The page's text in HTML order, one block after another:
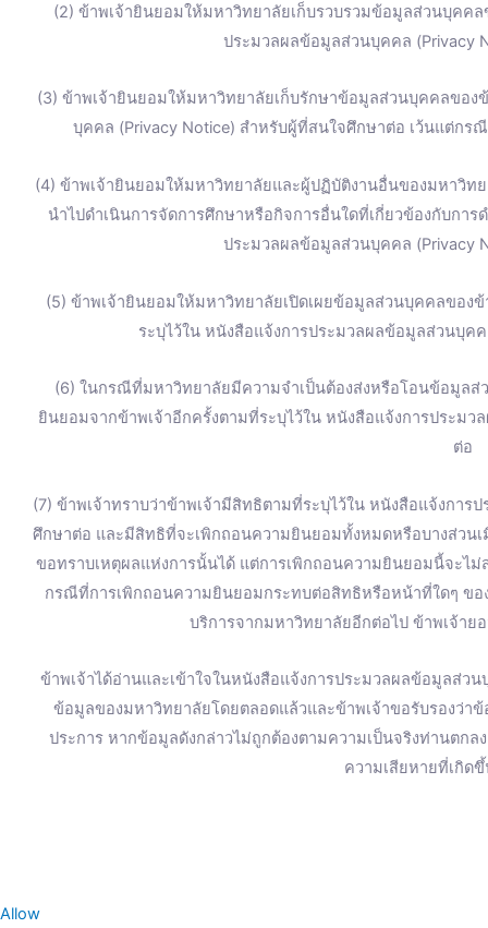
(2) ข้าพเจ้ายินยอมให้มหาวิทยาลัยเก็บรวบรวมข้อมูลส่วนบุคค
ประมวลผลข้อมูลส่วนบุคคล (Privacy
(3) ข้าพเจ้ายินยอมให้มหาวิทยาลัยเก็บรักษาข้อมูลส่วนบุคคลของ
บุคคล (Privacy Notice) สำหรับผู้ที่สนใจศึกษาต่อ เว้นแต่ก
(4) ข้าพเจ้ายินยอมให้มหาวิทยาลัยและผู้ปฏิบัติงานอื่นของมหาวิท
นำไปดำเนินการจัดการศึกษาหรือกิจการอื่นใดที่เกี่ยวข้องกับกา
ประมวลผลข้อมูลส่วนบุคคล (Privacy
(5) ข้าพเจ้ายินยอมให้มหาวิทยาลัยเปิดเผยข้อมูลส่วนบุคคลของ
ระบุไว้ใน หนังสือแจ้งการประมวลผลข้อมูลส่วนบุค
(6) ในกรณีที่มหาวิทยาลัยมีความจำเป็นต้องส่งหรือโอนข้อมูล
ยินยอมจากข้าพเจ้าอีกครั้งตามที่ระบุไว้ใน หนังสือแจ้งการประม
ต่อ
(7) ข้าพเจ้าทราบว่าข้าพเจ้ามีสิทธิตามที่ระบุไว้ใน หนังสือแจ้งกา
ศึกษาต่อ และมีสิทธิที่จะเพิกถอนความยินยอมทั้งหมดหรือบางส่วน
ขอทราบเหตุผลแห่งการนั้นได้ แต่การเพิกถอนความยินยอมนี้จะไ
กรณีที่การเพิกถอนความยินยอมกระทบต่อสิทธิหรือหน้าที่ใดๆ ขอ
บริการจากมหาวิทยาลัยอีกต่อไป ข้าพเจ้า
ข้าพเจ้าได้อ่านและเข้าใจในหนังสือแจ้งการประมวลผลข้อมูลส่
ข้อมูลของมหาวิทยาลัยโดยตลอดแล้วและข้าพเจ้าขอรับรองว่า
ประการ หากข้อมูลดังกล่าวไม่ถูกต้องตามความเป็นจริงท่านตก
ความเสียหายที่เกิด
Allow